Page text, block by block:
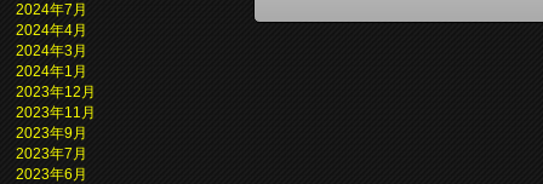
2024年7月
2024年4月
2024年3月
2024年1月
2023年12月
2023年11月
2023年9月
2023年7月
2023年6月